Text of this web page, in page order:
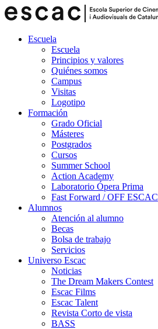
Escuela
Escuela
Principios y valores
Quiénes somos
Campus
Visitas
Logotipo
Formación
Grado Oficial
Másteres
Postgrados
Cursos
Summer School
Action Academy
Laboratorio Ópera Prima
Fast Forward / OFF ESCAC
Alumnos
Atención al alumno
Becas
Bolsa de trabajo
Servicios
Universo Escac
Noticias
The Dream Makers Contest
Escac Films
Escac Talent
Revista Corto de vista
BASS